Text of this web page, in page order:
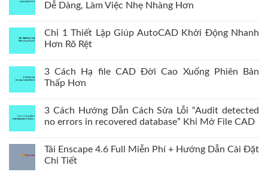
Dễ Dàng, Làm Việc Nhẹ Nhàng Hơn
Chỉ 1 Thiết Lập Giúp AutoCAD Khởi Động Nhanh
Hơn Rõ Rệt
3 Cách Hạ file CAD Đời Cao Xuống Phiên Bản
Thấp Hơn
3 Cách Hướng Dẫn Cách Sửa Lỗi “Audit detected
no errors in recovered database” Khi Mở File CAD
Tải Enscape 4.6 Full Miễn Phí + Hướng Dẫn Cài Đặt
Chi Tiết